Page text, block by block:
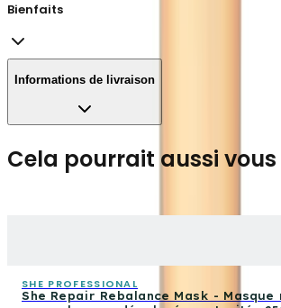
Bienfaits
Informations de livraison
Cela pourrait aussi
SHE PROFESSIONAL
She Repair Rebalance Mask -